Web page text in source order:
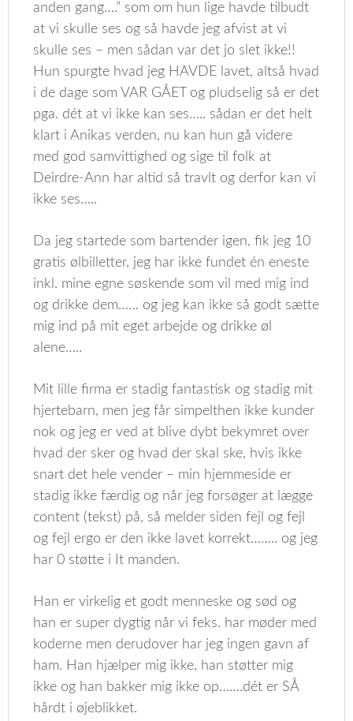
anden gang….” som om hun lige havde tilbudt
at vi skulle ses og så havde jeg afvist at vi
skulle ses – men sådan var det jo slet ikke!!
Hun spurgte hvad jeg HAVDE lavet, altså hvad
i de dage som VAR GÅET og pludselig så er det
pga. dét at vi ikke kan ses….. sådan er det helt
klart i Anikas verden, nu kan hun gå videre
med god samvittighed og sige til folk at
Deirdre-Ann har altid så travlt og derfor kan vi
ikke ses…..
Da jeg startede som bartender igen, fik jeg 10
gratis ølbilletter, jeg har ikke fundet én eneste
inkl. mine egne søskende som vil med mig ind
og drikke dem…… og jeg kan ikke så godt sætte
mig ind på mit eget arbejde og drikke øl
alene…..
Mit lille firma er stadig fantastisk og stadig mit
hjertebarn, men jeg får simpelthen ikke kunder
nok og jeg er ved at blive dybt bekymret over
hvad der sker og hvad der skal ske, hvis ikke
snart det hele vender – min hjemmeside er
stadig ikke færdig og når jeg forsøger at lægge
content (tekst) på, så melder siden fejl og fejl
og fejl ergo er den ikke lavet korrekt…….. og jeg
har 0 støtte i It manden.
Han er virkelig et godt menneske og sød og
han er super dygtig når vi feks. har møder med
koderne men derudover har jeg ingen gavn af
ham. Han hjælper mig ikke, han støtter mig
ikke og han bakker mig ikke op…….dét er SÅ
hårdt i øjeblikket.